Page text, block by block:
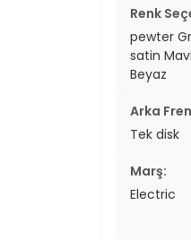
Renk
pewter
satin
Beyaz
Arka
Tek disk
Marş:
Electric